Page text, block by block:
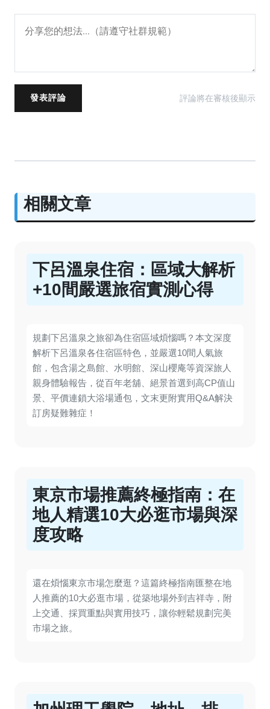
發表評論 評論將在審核後顯示
相關文章
下呂溫泉住宿：區域大解析
+10間嚴選旅宿實測心得
規劃下呂溫泉之旅卻為住宿區域煩惱嗎？本文深度
解析下呂溫泉各住宿區特色，並嚴選10間人氣旅
館，包含湯之島館、水明館、深山櫻庵等資深旅人
親身體驗報告，從百年老舖、絕景首選到高CP值山
景、平價連鎖大浴場通包，文末更附實用Q&A解決
訂房疑難雜症！
東京市場推薦終極指南：在
地人精選10大必逛市場與深
度攻略
還在煩惱東京市場怎麼逛？這篇終極指南匯整在地
人推薦的10大必逛市場，從築地場外到吉祥寺，附
上交通、採買重點與實用技巧，讓你輕鬆規劃完美
市場之旅。